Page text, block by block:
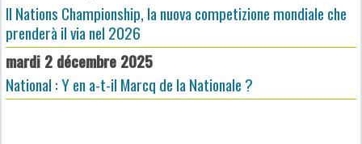
Il Nations Championship, la nuova competizione mondiale che
prenderà il via nel 2026
mardi 2 décembre 2025
National : Y en a-t-il Marcq de la Nationale ?